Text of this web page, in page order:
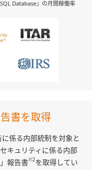
Database」の月間稼働率
書を取得
に係る内部統制を対象と
キュリティに係る内部
報告書※2 を取得してい